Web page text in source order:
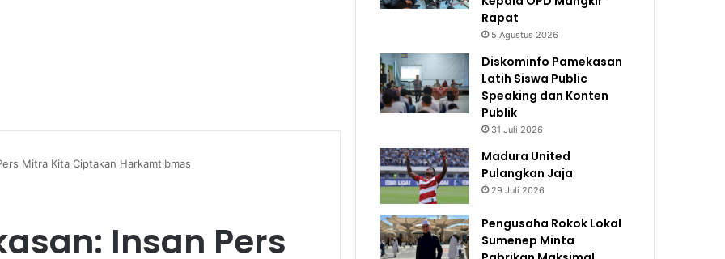
Mitra Kita Ciptakan Harkamtibmas
Insan Pers
Rapat
5 Agustus 2026
Diskominfo Pamekasan
Latih Siswa Public
Speaking dan Konten
Publik
31 Juli 2026
Madura United
Pulangkan Jaja
29 Juli 2026
Pengusaha Rokok Lokal
Sumenep Minta